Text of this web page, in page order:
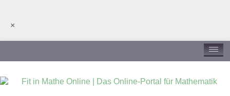
×
Hallo Gast, bitte anmelden